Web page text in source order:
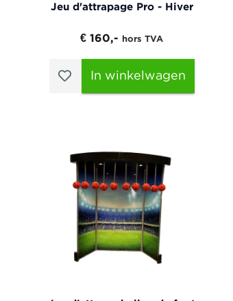
Jeu d'attrapage Pro - Hiver
€ 160,- hors TVA
In winkelwagen